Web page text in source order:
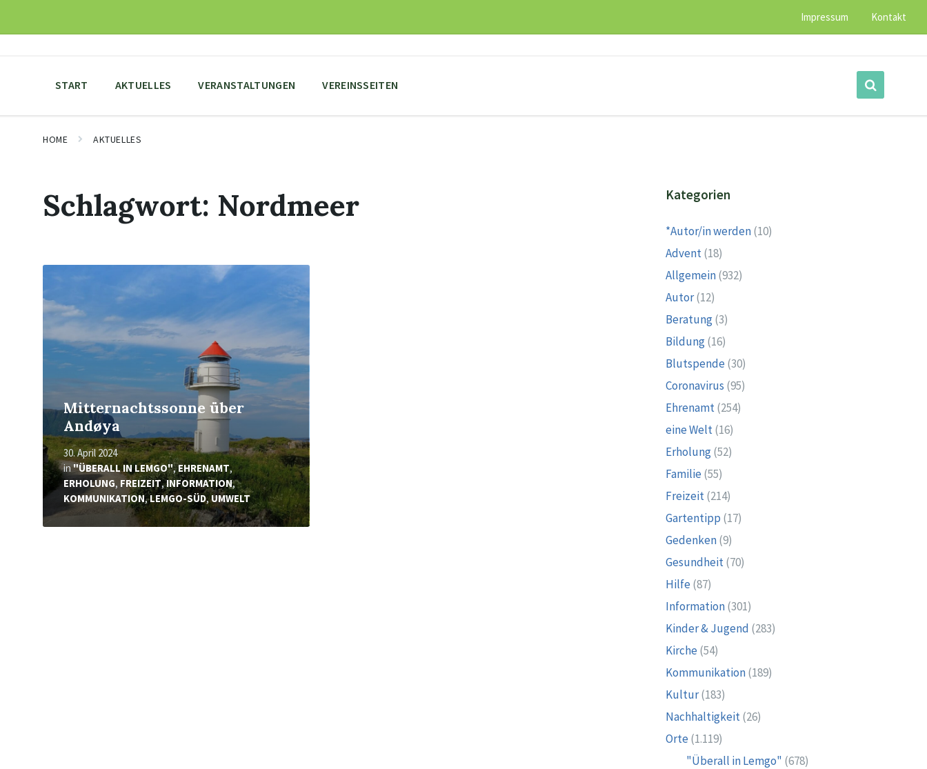
content
main
footer
Impressum Kontakt
START AKTUELLES VERANSTALTUNGEN VEREINSSEITEN
HOME AKTUELLES
Schlagwort: Nordmeer
Mitternachtssonne über
Andøya
30. April 2024
in"ÜBERALL IN LEMGO",EHRENAMT,
ERHOLUNG, FREIZEIT,INFORMATION,
KOMMUNIKATION,LEMGO-SÜD,UMWELT
Mehr
Kategorien
*Autor/in werden(10)
Advent(18)
Allgemein(932)
Autor(12)
Beratung(3)
Bildung(16)
Blutspende (30)
Coronavirus (95)
Ehrenamt(254)
eine Welt(16)
Erholung(52)
Familie (55)
Freizeit(214)
Gartentipp (17)
Gedenken(9)
Gesundheit(70)
Hilfe (87)
Information(301)
Kinder & Jugend (283)
Kirche (54)
Kommunikation(189)
Kultur(183)
Nachhaltigkeit(26)
Orte (1.119)
"Überall in Lemgo" (678)